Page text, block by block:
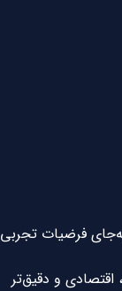
فرضیات تجربی
اقتصادی و دقیق‌تر